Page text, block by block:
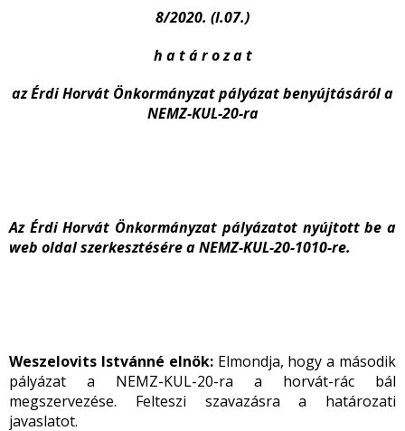
8/2020. (I.07.)
h a t á r o z a t
az Érdi Horvát Önkormányzat pályázat benyújtásáról a
NEMZ-KUL-20-ra
Az Érdi Horvát Önkormányzat pályázatot nyújtott be a
web oldal szerkesztésére a NEMZ-KUL-20-1010-re.
Weszelovits Istvánné elnök: Elmondja, hogy a második
pályázat a NEMZ-KUL-20-ra a horvát-rác bál
megszervezése. Felteszi szavazásra a határozati
javaslatot.